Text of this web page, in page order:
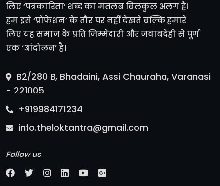
लिए ‘पत्रकारिता’ शब्द का मतलब बिलकुल अलग है।
हम इसे ‘प्रोफेशन’ के तौर पर नहीं देखते बल्कि हमारे
लिए यह समाज के प्रति जिम्मेदारी और जवाबदेही से पूर्ण
एक ‘आंदोलन’ है।
B2/280 B, Bhadaini, Assi Chauraha, Varanasi
- 221005
+919984171234
info.theloktantra@gmail.com
Follow us